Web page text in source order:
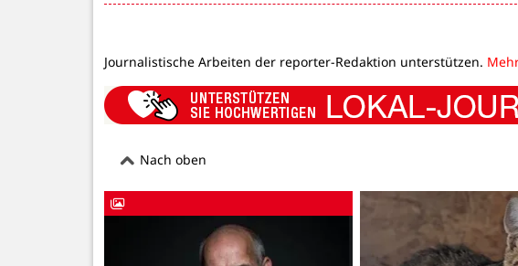
Journalistische Arbeiten der reporter-Redaktion unterstützen.
Nach oben